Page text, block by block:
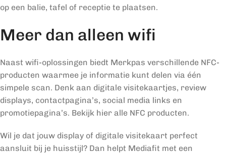
op een balie, tafel of receptie te plaatsen.
Meer dan alleen wifi
Naast wifi-oplossingen biedt Merkpas verschillende NFC-
producten waarmee je informatie kunt delen via één
simpele scan. Denk aan digitale visitekaartjes, review
displays, contactpagina’s, social media links en
promotiepagina’s. Bekijk hier alle NFC producten.
Wil je dat jouw display of digitale visitekaart perfect
aansluit bij je huisstijl? Dan helpt Mediafit met een